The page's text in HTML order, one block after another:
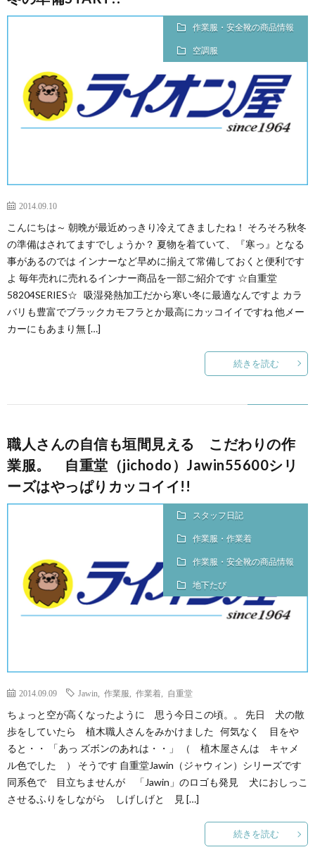
作業服・安全靴の商品情報
空調服
2014.09.10
こんにちは～ 朝晩が最近めっきり冷えてきましたね！ そろそろ秋冬
の準備はされてますでしょうか？ 夏物を着ていて、『寒っ』となる
事があるのでは インナーなど早めに揃えて常備しておくと便利です
よ 毎年売れに売れるインナー商品を一部ご紹介です ☆自重堂
58204SERIES☆ 吸湿発熱加工だから寒い冬に最適なんですよ カラ
バリも豊富でブラックカモフラとか最高にカッコイイですね 他メー
カーにもあまり無 […]
続きを読む
職人さんの自信も垣間見える こだわりの作
業服。 自重堂（jichodo）Jawin55600シリ
ーズはやっぱりカッコイイ!!
スタッフ日記
作業服・作業着
作業服・安全靴の商品情報
地下たび
2014.09.09 Jawin 作業服 作業着 自重堂
ちょっと空が高くなったように 思う今日この頃。。 先日 犬の散
歩をしていたら 植木職人さんをみかけました 何気なく 目をや
ると・・ 「あっ ズボンのあれは・・」 （ 植木屋さんは キャメ
ル色でした ） そうです 自重堂Jawin（ジャウィン）シリーズです
同系色で 目立ちませんが 「Jawin」のロゴも発見 犬におしっこ
させるふりをしながら しげしげと 見 […]
続きを読む